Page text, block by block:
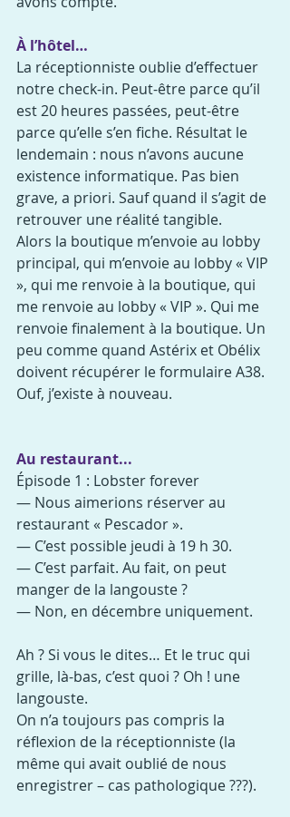
À l’hôtel…
La réceptionniste oublie d’effectuer
notre check-in. Peut-être parce qu’il
est 20 heures passées, peut-être
parce qu’elle s’en fiche. Résultat le
lendemain : nous n’avons aucune
existence informatique. Pas bien
grave, a priori. Sauf quand il s’agit de
retrouver une réalité tangible.
Alors la boutique m’envoie au lobby
principal, qui m’envoie au lobby « VIP
», qui me renvoie à la boutique, qui
me renvoie au lobby « VIP ». Qui me
renvoie finalement à la boutique. Un
peu comme quand Astérix et Obélix
doivent récupérer le formulaire A38.
Ouf, j’existe à nouveau.
Au restaurant...
Épisode 1 : Lobster forever
— Nous aimerions réserver au
restaurant « Pescador ».
— C’est possible jeudi à 19 h 30.
— C’est parfait. Au fait, on peut
manger de la langouste ?
— Non, en décembre uniquement.
Ah ? Si vous le dites… Et le truc qui
grille, là-bas, c’est quoi ? Oh ! une
langouste.
On n’a toujours pas compris la
réflexion de la réceptionniste (la
même qui avait oublié de nous
enregistrer – cas pathologique ???).